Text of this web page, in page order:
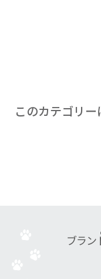
このカテゴリー
ブラン